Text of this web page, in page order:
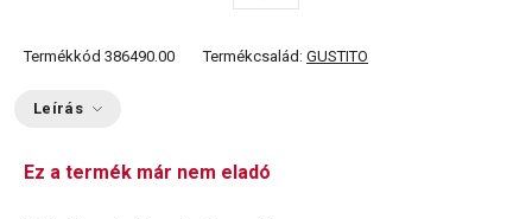
Termékkód 386490.00 Termékcsalád: GUSTITO
Leírás
Ez a termék már nem eladó